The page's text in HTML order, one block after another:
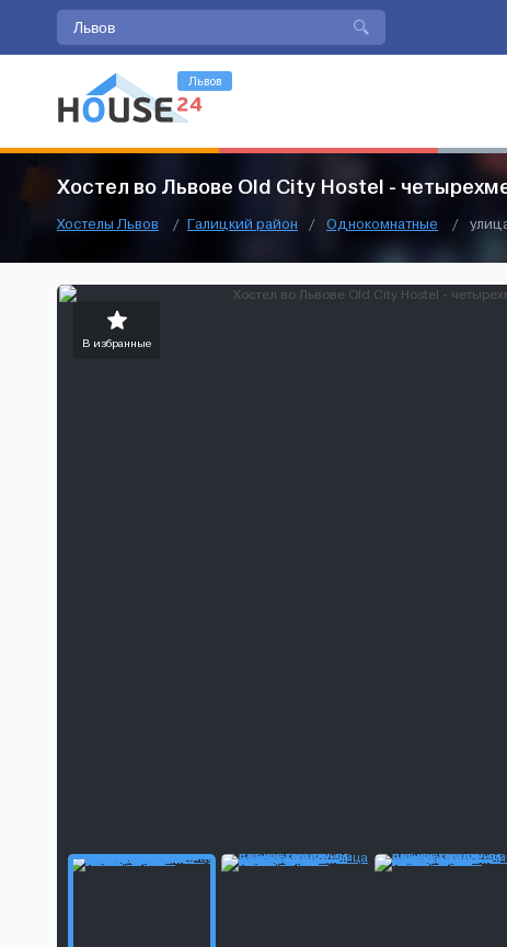
Львов
Хостел во Львове Оld City Hostel -
Хостелы Львов / Галицкий район / Однокомнатные /
В избранные